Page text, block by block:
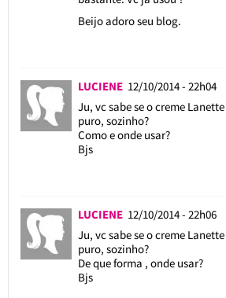
Beijo adoro seu blog.
LUCIENE 12/10/2014 - 22h04
Ju, vc sabe se o creme
puro, sozinho?
Como e onde usar?
Bjs
LUCIENE 12/10/2014 - 22h06
Ju, vc sabe se o creme
puro, sozinho?
De que forma , onde usar?
Bjs